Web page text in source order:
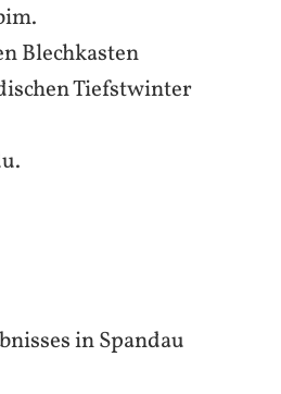
Blechkasten
Tiefstwinter
in Spandau